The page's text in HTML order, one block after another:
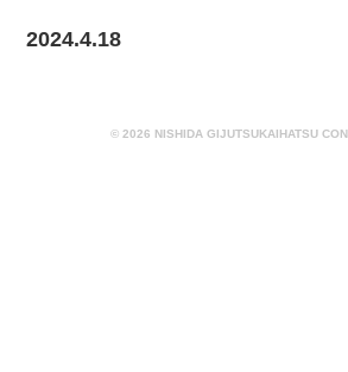
2024.4.18
© 2026 NISHIDA GIJUTSUKAIHATSU